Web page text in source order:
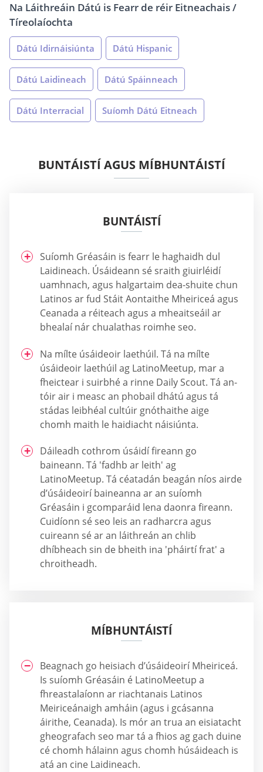
Na Láithreáin Dátú is Fearr de réir Eitneachais /
Tíreolaíochta
Dátú Idirnáisiúnta Dátú Hispanic
Dátú Laidineach Dátú Spáinneach
Dátú Interracial Suíomh Dátú Eitneach
BUNTÁISTÍ AGUS MÍBHUNTÁISTÍ
BUNTÁISTÍ
Suíomh Gréasáin is fearr le haghaidh dul
Laidineach. Úsáideann sé sraith giuirléidí
uamhnach, agus halgartaim dea-shuite chun
Latinos ar fud Stáit Aontaithe Mheiriceá agus
Ceanada a réiteach agus a mheaitseáil ar
bhealaí nár chualathas roimhe seo.
Na mílte úsáideoir laethúil. Tá na mílte
úsáideoir laethúil ag LatinoMeetup, mar a
fheictear i suirbhé a rinne Daily Scout. Tá an-
tóir air i measc an phobail dhátú agus tá
stádas leibhéal cultúir gnóthaithe aige
chomh maith le haidiacht náisiúnta.
Dáileadh cothrom úsáidí fireann go
baineann. Tá 'fadhb ar leith' ag
LatinoMeetup. Tá céatadán beagán níos airde
d’úsáideoirí baineanna ar an suíomh
Gréasáin i gcomparáid lena daonra fireann.
Cuidíonn sé seo leis an radharcra agus
cuireann sé ar an láithreán an chlib
dhíbheach sin de bheith ina 'pháirtí frat' a
chroitheadh.
MÍBHUNTÁISTÍ
Beagnach go heisiach d’úsáideoirí Mheiriceá.
Is suíomh Gréasáin é LatinoMeetup a
fhreastalaíonn ar riachtanais Latinos
Meiriceánaigh amháin (agus i gcásanna
áirithe, Ceanada). Is mór an trua an eisiatacht
gheografach seo mar tá a fhios ag gach duine
cé chomh hálainn agus chomh húsáideach is
atá an cine Laidineach.